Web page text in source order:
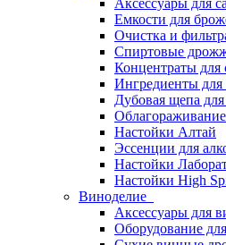
Аксессуары для
Емкости для
Очистка и
Спиртовые
Концентраты для
Ингредиенты для
Дубовая щепа
Настойки Алтай
Эссенции для
Настойки
Настойки High
Виноделие
Аксессуары для
Оборудование